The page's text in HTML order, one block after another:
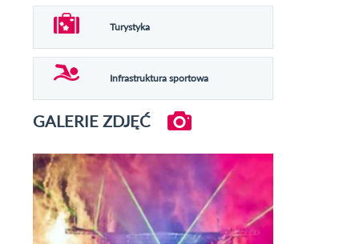
Turystyka
Infrastruktura sportowa
GALERIE ZDJĘĆ